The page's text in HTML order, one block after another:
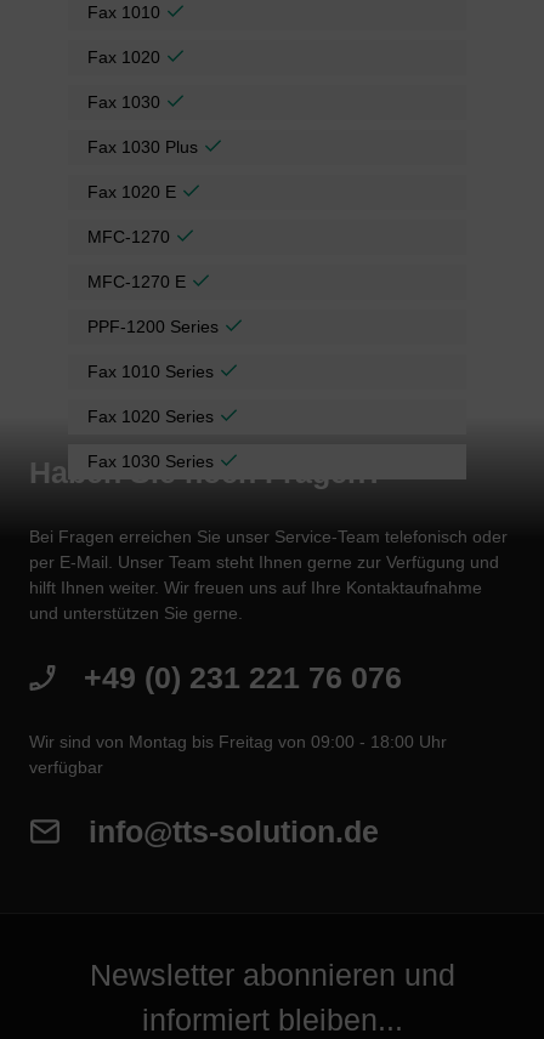
Fax 1010
Fax 1020
Fax 1030
Fax 1030 Plus
Fax 1020 E
MFC-1270
MFC-1270 E
PPF-1200 Series
Fax 1010 Series
Fax 1020 Series
Fax 1030 Series
Haben Sie noch Fragen?
Bei Fragen erreichen Sie unser Service-Team telefonisch oder
per E-Mail. Unser Team steht Ihnen gerne zur Verfügung und
hilft Ihnen weiter. Wir freuen uns auf Ihre Kontaktaufnahme
und unterstützen Sie gerne.
+49 (0) 231 221 76 076
Wir sind von Montag bis Freitag von 09:00 - 18:00 Uhr
verfügbar
info@tts-solution.de
Newsletter abonnieren und
informiert bleiben...